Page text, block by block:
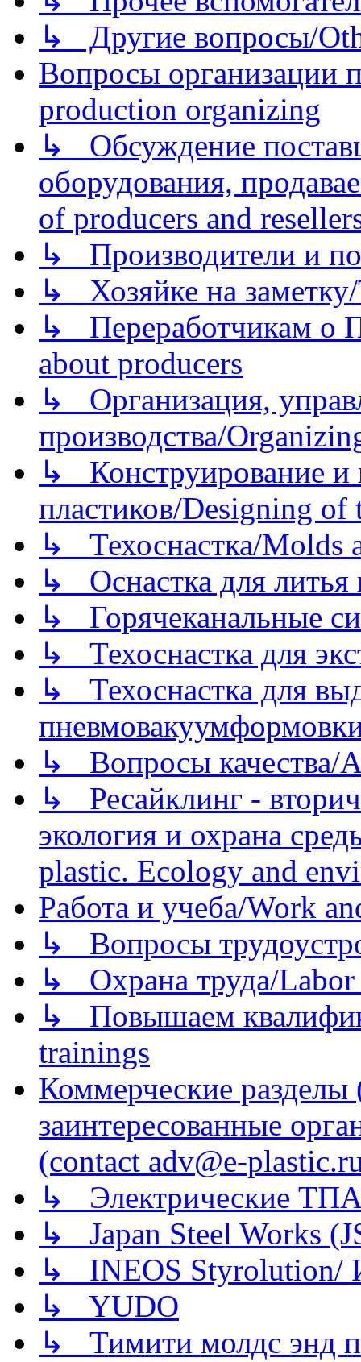
↳ Другие вопросы/
Вопросы организации
production organizing
↳ Обсуждение
оборудования,
of producers and
↳ Производители и
↳ Хозяйке на
↳ Переработчикам о
about producers
↳ Организация,
производства/
↳ Конструирование и
пластиков/Designing of
↳ Техоснастка/Molds
↳ Оснастка для литья
↳ Горячеканальные
↳ Техоснастка для
↳ Техоснастка для
↳ Вопросы качества/
↳ Ресайклинг -
экология и охрана
plastic. Ecology and
Работа и учеба/Work
↳ Вопросы
↳ Охрана труда/Labor
↳ Повышаем
trainings
Коммерческие
заинтересованные
(contact adv@e-
↳ Электрические
↳ Japan Steel Works
↳ INEOS
↳ YUDO
↳ Тимити молдс энд